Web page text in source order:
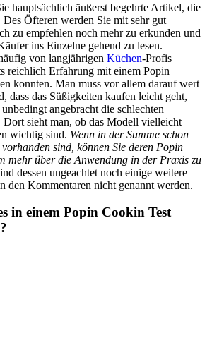
hauptsächlich äußerst begehrte Artikel, die
Öfteren werden Sie mit sehr gut
zu empfehlen noch mehr zu erkunden und
ins Einzelne gehend zu lesen.
von langjährigen Küchen-Profis
reichlich Erfahrung mit einem Popin
konnten. Man muss vor allem darauf wert
dass das Süßigkeiten kaufen leicht geht,
angebracht die schlechten
Dort sieht man, ob das Modell vielleicht
wichtig sind. Wenn in der Summe schon
sind, können Sie deren Popin
mehr über die Anwendung in der Praxis zu
dessen ungeachtet noch einige weitere
den Kommentaren nicht genannt werden.
in einem Popin Cookin Test